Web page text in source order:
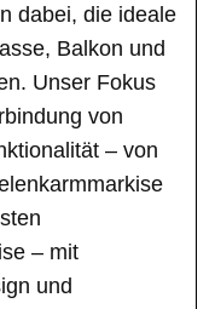
dabei, die ideale
Balkon und
Unser Fokus
von
– von
– mit
und